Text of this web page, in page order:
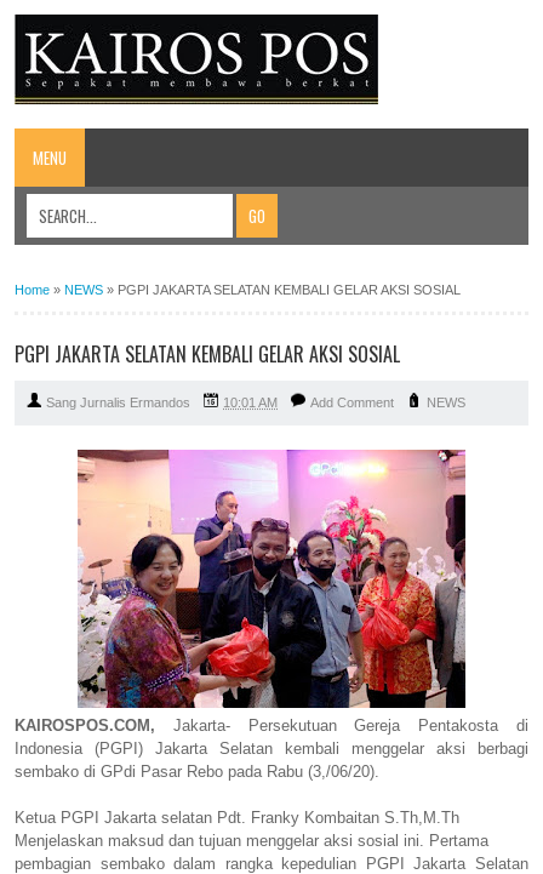
MENU
Home » NEWS » PGPI JAKARTA SELATAN KEMBALI GELAR AKSI SOSIAL
PGPI JAKARTA SELATAN KEMBALI GELAR AKSI SOSIAL
Sang Jurnalis Ermandos 10:01 AM Add Comment NEWS
KAIROSPOS.COM, Jakarta- Persekutuan Gereja Pentakosta di
Indonesia (PGPI) Jakarta Selatan kembali menggelar aksi berbagi
sembako di GPdi Pasar Rebo pada Rabu (3,/06/20).
Ketua PGPI Jakarta selatan Pdt. Franky Kombaitan S.Th,M.Th
Menjelaskan maksud dan tujuan menggelar aksi sosial ini. Pertama
pembagian sembako dalam rangka kepedulian PGPI Jakarta Selatan